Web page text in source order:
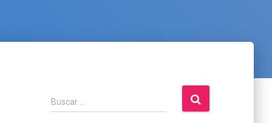
B
u
Buscar …